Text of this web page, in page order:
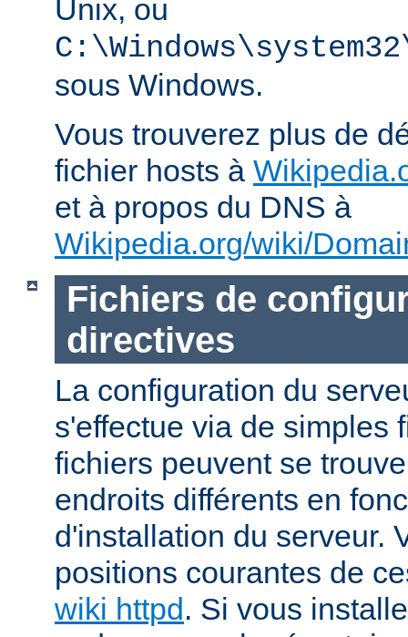
Unix, ou
sous Windows.
Vous trouverez plus de
fichier hosts à
et à propos du DNS à
Wikipedia.org/wiki/
Fichiers de
directives
La configuration du
s'effectue via de simples
fichiers peuvent se
endroits différents en
d'installation du serveur.
positions courantes de
wiki httpd . Si vous